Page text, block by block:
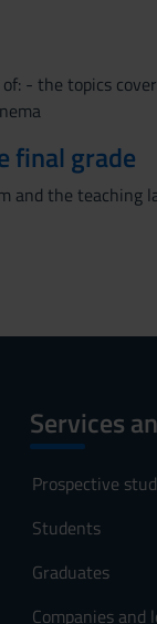
- the topics
final grade
and the teaching
Services
Prospective
Students
Graduates
Companies